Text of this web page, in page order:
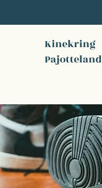
Kinekring
Pajotteland